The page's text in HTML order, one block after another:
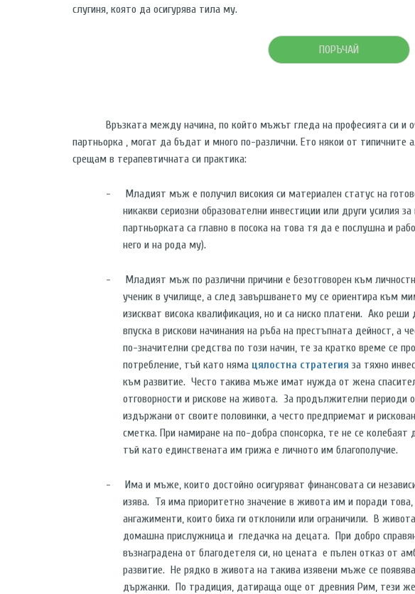
слугиня, която да осигурява тила му.
ПОРЪЧАЙ
Връзката между начина, по който мъжът гледа на професията си и
партньорка , могат да бъдат и много по-различни. Ето някои от типичните
срещам в терапевтичната си практика:
-
Младият мъж е получил високия си материален статус на
никакви сериозни образователни инвестиции или други усилия
партньорката са главно в посока на това тя да е послушна и
него и на рода му).
-
Младият мъж по различни причини е безотговорен към
ученик в училище, а след завършването му се ориентира към
изискват висока квалификация, но и са ниско платени. Ако
впуска в рискови начинания на ръба на престъпната дейност, а
по-значителни средства по този начин, те за кратко време се
потребление, тъй като няма цялостна стратегия за тяхно
към развитие. Често такива мъже имат нужда от жена
отговорности и рискове на живота. За продължителни
издържани от своите половинки, а често предприемат и
сметка. При намиране на по-добра спонсорка, те не се колебаят
тъй като единствената им грижа е личното им благополучие.
-
Има и мъже, които достойно осигуряват финансовата си
изява. Тя има приоритетно значение в живота им и поради
ангажименти, които биха ги отклонили или ограничили. В
домашна прислужница и гледачка на децата. При добро
възнаградена от благодетеля си, но цената е пълен отказ от
развитие. Не рядко в живота на такива изявени мъже се
държанки. По традиция, датираща още от древния Рим, тези